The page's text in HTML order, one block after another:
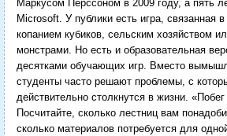
Маркусом Перссоном в 2009 году, а пять
Microsoft. У публики есть игра, связанная
копанием кубиков, сельским хозяйством
монстрами. Но есть и образовательная
десятками обучающих игр. Вместо
студенты часто решают проблемы, с
действительно столкнутся в жизни.
Посчитайте, сколько лестниц вам
сколько материалов потребуется для